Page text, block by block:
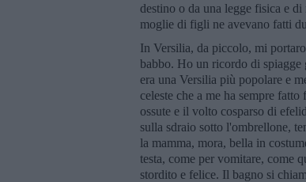
destino o da una legge fisica e
moglie di figli ne avevano fatti
In Versilia, da piccolo, mi
babbo. Ho un ricordo di spiagge
era una Versilia più popolare e
celeste che a me ha sempre
ossute e il volto cosparso di
sulla sdraio sotto l'ombrellone,
la mamma, mora, bella in
testa, come per vomitare, come
stordito e felice. Il bagno si